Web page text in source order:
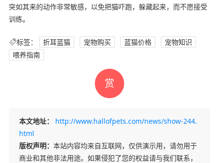
突如其来的动作非常敏感，以免把猫吓跑，躲藏起来，而不愿接受
训练。
标签： 折耳蓝猫 宠物购买 蓝猫价格
宠物知识
喂养指南
赏
本文地址：
http://www.hallofpets.com/news/show-244.
html
版权声明： 本站内容均来自互联网，仅供演示用，请勿用于
商业和其他非法用途。如果侵犯了您的权益请与我们联系，